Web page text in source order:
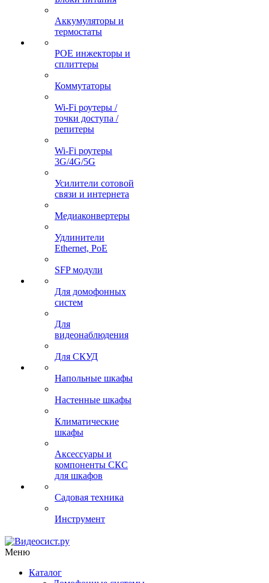
Аккумуляторы и
термостаты
POE инжекторы и
сплиттеры
Коммутаторы
Wi-Fi роутеры /
точки доступа /
репитеры
Wi-Fi роутеры
3G/4G/5G
Усилители сотовой
связи и интернета
Медиаконвертеры
Удлинители
Ethernet, PoE
SFP модули
Для домофонных
систем
Для
видеонаблюдения
Для СКУД
Напольные шкафы
Настенные шкафы
Климатические
шкафы
Аксессуары и
компоненты СКС
для шкафов
Садовая техника
Инструмент
Меню
Каталог